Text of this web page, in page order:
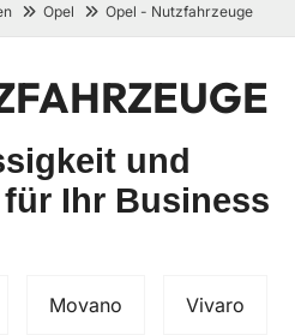
Opel Opel - Nutzfahrzeuge
und
Ihr Business
Movano Vivaro